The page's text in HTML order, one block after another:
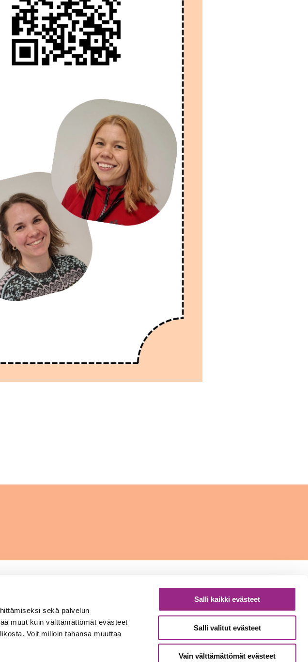
sekä palvelun
muut kuin välttämättömät evästeet
Voit milloin tahansa muuttaa
Salli kaikki evästeet
Salli valitut evästeet
Vain välttämättömät evästeet
ry
Ylivieska
091 0704
Sytykkeen myymälä
Ruutihaantie 12, 84100 Ylivieska
p. 08 410 6600